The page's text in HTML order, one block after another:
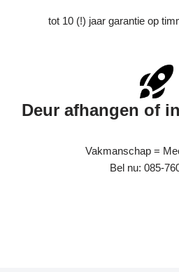
tot 10 (!) jaar garantie op
Deur afhangen of
Vakmanschap =
Bel nu: 085-